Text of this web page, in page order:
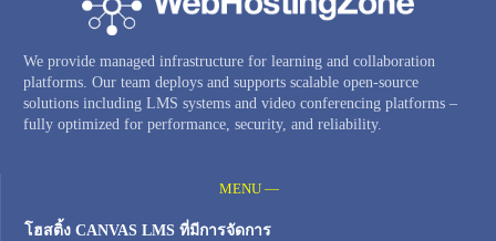
We provide managed infrastructure for learning and collaboration
platforms. Our team deploys and supports scalable open-source
solutions including LMS systems and video conferencing platforms –
fully optimized for performance, security, and reliability.
MENU —
โฮสติ้ง CANVAS LMS ที่มีการจัดการ